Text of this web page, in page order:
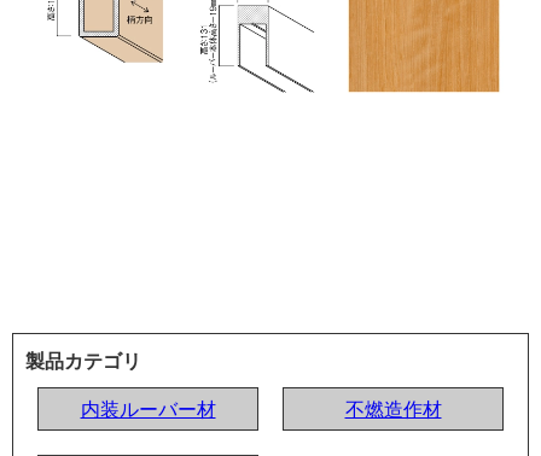
製品カテゴリ
内装ルーバー材
不燃造作材